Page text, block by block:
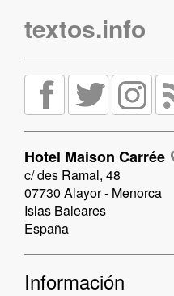
textos.info
Hotel Maison Carrée
c/ des Ramal, 48
07730 Alayor - Menorca
Islas Baleares
España
Información